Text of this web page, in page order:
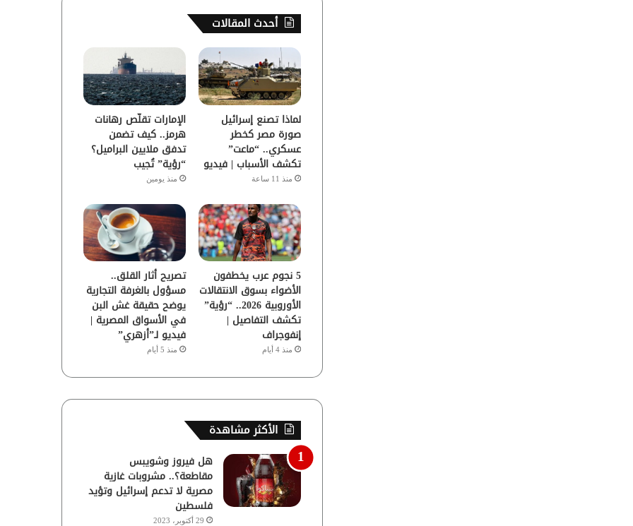
س
و
ك
ي
ر
ب
ق
ر
ا
م
أحدث المقالات
لماذا تصنع إسرائيل
صورة مصر كخطر
عسكري.. “ماعت”
تكشف الأسباب | فيديو
منذ 11 ساعة
الإمارات تقلّص رهانات
هرمز.. كيف تضمن
تدفق ملايين البراميل؟
“رؤية” تُجيب
منذ يومين
5 نجوم عرب يخطفون
الأضواء بسوق الانتقالات
الأوروبية 2026.. “رؤية”
تكشف التفاصيل |
إنفوجراف
منذ 4 أيام
تصريح أثار القلق..
مسؤول بالغرفة التجارية
يوضح حقيقة غش البن
في الأسواق المصرية |
فيديو لـ”أزهري”
منذ 5 أيام
الأكثر مشاهدة
هل فيروز وشويبس
مقاطعة؟.. مشروبات غازية
مصرية لا تدعم إسرائيل وتؤيد
فلسطين
29 أكتوبر، 2023